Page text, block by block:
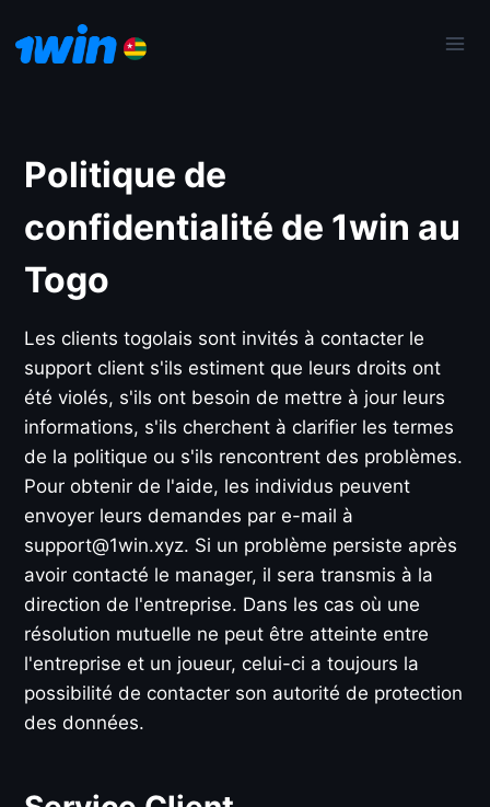
to
Politique de
confidentialité de 1win au
Togo
Les clients togolais sont invités à contacter le
support client s'ils estiment que leurs droits ont
été violés, s'ils ont besoin de mettre à jour leurs
informations, s'ils cherchent à clarifier les termes
de la politique ou s'ils rencontrent des problèmes.
Pour obtenir de l'aide, les individus peuvent
envoyer leurs demandes par e-mail à
support@1win.xyz. Si un problème persiste après
avoir contacté le manager, il sera transmis à la
direction de l'entreprise. Dans les cas où une
résolution mutuelle ne peut être atteinte entre
l'entreprise et un joueur, celui-ci a toujours la
possibilité de contacter son autorité de protection
des données.